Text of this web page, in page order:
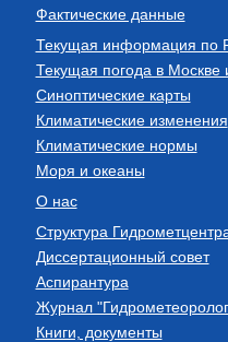
Фактические данные
Текущая информация по
Текущая погода в Москве
Синоптические карты
Климатические изменения
Климатические нормы
Моря и океаны
О нас
Структура
Диссертационный совет
Аспирантура
Журнал
Книги, документы